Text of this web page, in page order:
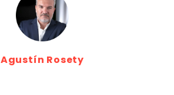
Agustín Rosety